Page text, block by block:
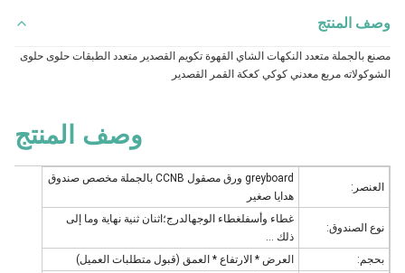
وصف المنتج
الشوكولاته مربع معدني كوكي كعكة القمر القصدير
وصف المنتج
العنصر:
greyboard ورق مصقول CCNB بالجملة مخصص صندوق
هدايا صغير
نوع الصندوق:
غطاء وأسفلغطاء الوجهالدرج؛اثنان ثنية نهاية وما إلى
ذلك ...
بحجم:
العرض * الارتفاع * العمق (قبول متطلبات العميل)